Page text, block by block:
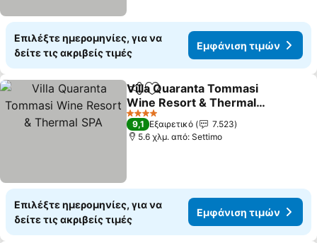
Επιλέξτε ημερομηνίες, για να
δείτε τις ακριβείς τιμές
Εμφάνιση τιμών
Κοινοποίηση
Προσθήκη στα αγαπημένα
Villa Quaranta Tommasi
Wine Resort & Thermal
SPA
4 Αστέρια
9,1 Εξαιρετικό
7.523
5.6 χλμ. από: Settimo
Επιλέξτε ημερομηνίες, για να
δείτε τις ακριβείς τιμές
Εμφάνιση τιμών